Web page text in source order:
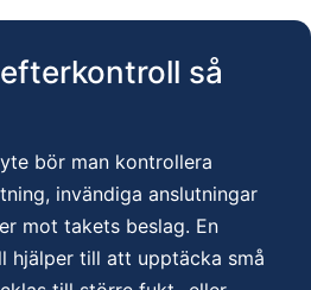
så
bör man kontrollera
invändiga anslutningar
mot takets beslag. En
hjälper till att upptäcka små